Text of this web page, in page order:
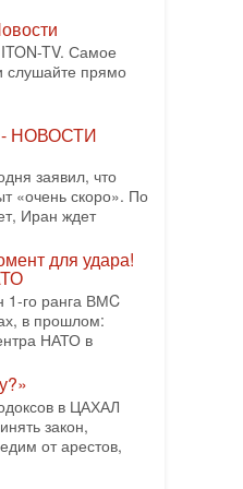
Израиля, автор
- НОВОСТИ
о полном
мер? Разбор и
Давида Шарпа
и США
в самый
о нанесении
намерен
«Аркия»
TV. Самое
слушайте прямо
- НОВОСТИ
заявил, что
«очень скоро». По
Иран ждет
для удара!
1-го ранга ВМC
в прошлом:
НАТО в
в ЦАХАЛ
закон,
от арестов,